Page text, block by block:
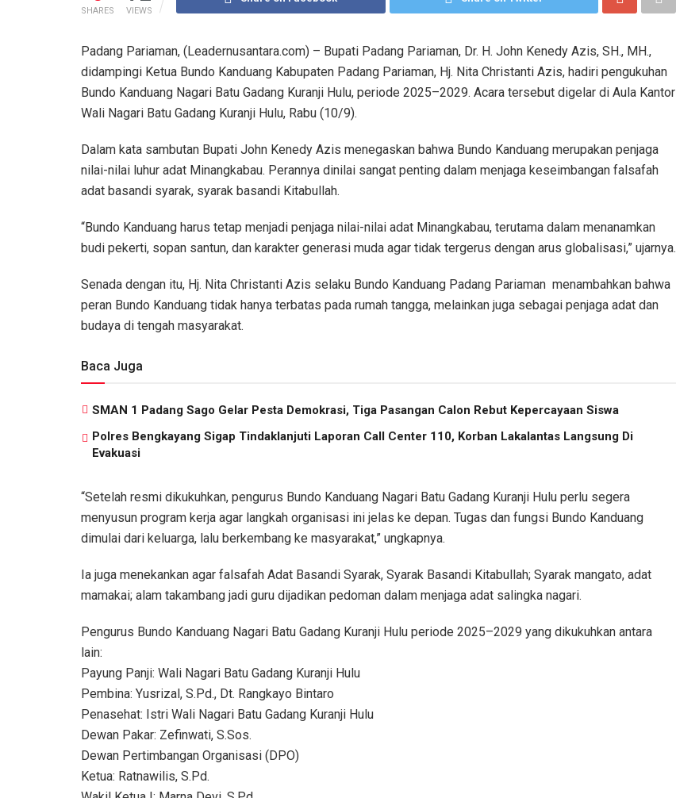
SHARES VIEWS
Padang Pariaman, (Leadernusantara.com) – Bupati Padang Pariaman, Dr. H. John Kenedy Azis, SH., MH.,
didampingi Ketua Bundo Kanduang Kabupaten Padang Pariaman, Hj. Nita Christanti Azis, hadiri pengukuhan
Bundo Kanduang Nagari Batu Gadang Kuranji Hulu, periode 2025–2029. Acara tersebut digelar di Aula Kantor
Wali Nagari Batu Gadang Kuranji Hulu, Rabu (10/9).
Dalam kata sambutan Bupati John Kenedy Azis menegaskan bahwa Bundo Kanduang merupakan penjaga
nilai-nilai luhur adat Minangkabau. Perannya dinilai sangat penting dalam menjaga keseimbangan falsafah
adat basandi syarak, syarak basandi Kitabullah.
“Bundo Kanduang harus tetap menjadi penjaga nilai-nilai adat Minangkabau, terutama dalam menanamkan
budi pekerti, sopan santun, dan karakter generasi muda agar tidak tergerus dengan arus globalisasi,” ujarnya.
Senada dengan itu, Hj. Nita Christanti Azis selaku Bundo Kanduang Padang Pariaman menambahkan bahwa
peran Bundo Kanduang tidak hanya terbatas pada rumah tangga, melainkan juga sebagai penjaga adat dan
budaya di tengah masyarakat.
Baca Juga
SMAN 1 Padang Sago Gelar Pesta Demokrasi, Tiga Pasangan Calon Rebut Kepercayaan Siswa
Polres Bengkayang Sigap Tindaklanjuti Laporan Call Center 110, Korban Lakalantas Langsung Di
Evakuasi
“Setelah resmi dikukuhkan, pengurus Bundo Kanduang Nagari Batu Gadang Kuranji Hulu perlu segera
menyusun program kerja agar langkah organisasi ini jelas ke depan. Tugas dan fungsi Bundo Kanduang
dimulai dari keluarga, lalu berkembang ke masyarakat,” ungkapnya.
Ia juga menekankan agar falsafah Adat Basandi Syarak, Syarak Basandi Kitabullah; Syarak mangato, adat
mamakai; alam takambang jadi guru dijadikan pedoman dalam menjaga adat salingka nagari.
Pengurus Bundo Kanduang Nagari Batu Gadang Kuranji Hulu periode 2025–2029 yang dikukuhkan antara
lain:
Payung Panji: Wali Nagari Batu Gadang Kuranji Hulu
Pembina: Yusrizal, S.Pd., Dt. Rangkayo Bintaro
Penasehat: Istri Wali Nagari Batu Gadang Kuranji Hulu
Dewan Pakar: Zefinwati, S.Sos.
Dewan Pertimbangan Organisasi (DPO)
Ketua: Ratnawilis, S.Pd.